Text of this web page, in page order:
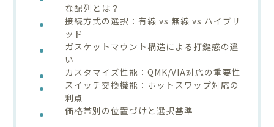
な配列とは？
接続方式の選択：有線 vs 無線 vs ハイブリ
ッド
ガスケットマウント構造による打鍵感の違
い
カスタマイズ性能：QMK/VIA対応の重要性
スイッチ交換機能：ホットスワップ対応の
利点
価格帯別の位置づけと選択基準